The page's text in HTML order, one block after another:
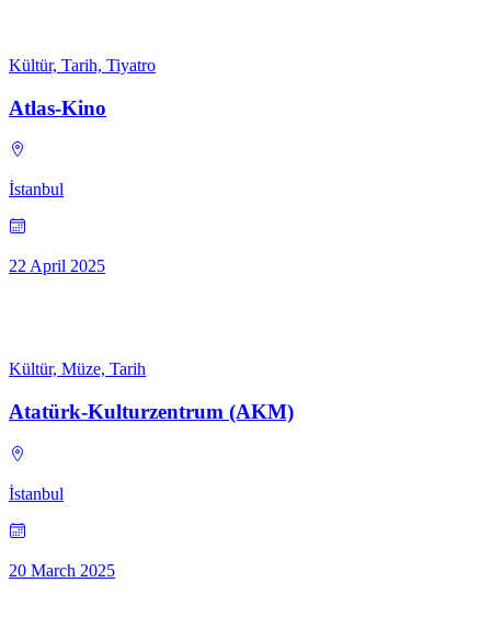
Kültür, Tarih, Tiyatro
Atlas-Kino
İstanbul
22 April 2025
Kültür, Müze, Tarih
Atatürk-Kulturzentrum (AKM)
İstanbul
20 March 2025